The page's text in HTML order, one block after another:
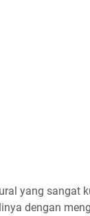
yang sangat
dengan